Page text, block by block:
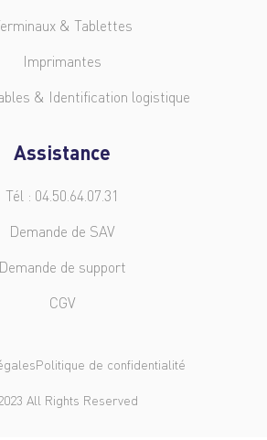
& Tablettes
Imprimantes
& Identification logistique
Assistance
Tél : 04.50.64.07.31
Demande de SAV
Demande de support
CGV
Politique de confidentialité
All Rights Reserved